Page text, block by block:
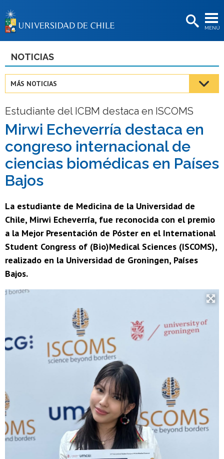
MENÚ
BIBLIOTECAS
Estudiantes
Académicas/os
Funcionarias/os
Egresadas/os
NOTICIAS
MÁS NOTICIAS
Estudiante del ICBM destaca en ISCOMS
Mirwi Echeverría destaca en
congreso internacional de
ciencias biomédicas en Países
Bajos
La estudiante de Medicina de la Universidad de
Chile, Mirwi Echeverría, fue reconocida con el premio
a la Mejor Presentación de Póster en el International
Student Congress of (Bio)Medical Sciences (ISCOMS),
realizado en la Universidad de Groningen, Países
Bajos.